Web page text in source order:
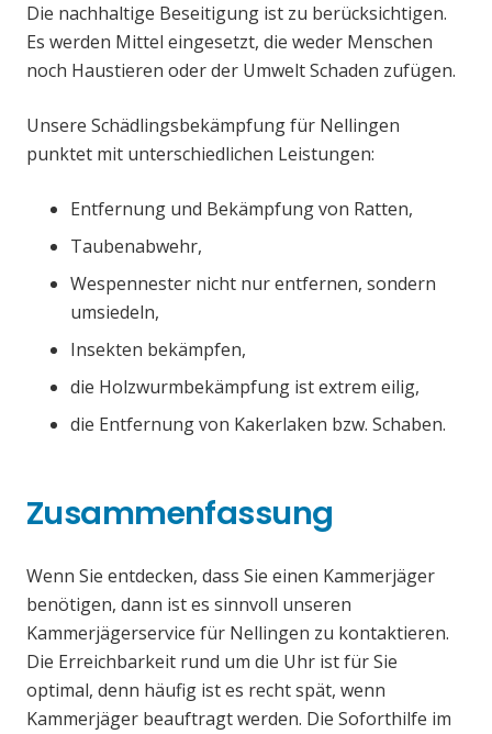
Die nachhaltige Beseitigung ist zu berücksichtigen.
Es werden Mittel eingesetzt, die weder Menschen
noch Haustieren oder der Umwelt Schaden zufügen.
Unsere Schädlingsbekämpfung für Nellingen
punktet mit unterschiedlichen Leistungen:
Entfernung und Bekämpfung von Ratten,
Taubenabwehr,
Wespennester nicht nur entfernen, sondern
umsiedeln,
Insekten bekämpfen,
die Holzwurmbekämpfung ist extrem eilig,
die Entfernung von Kakerlaken bzw. Schaben.
Zusammenfassung
Wenn Sie entdecken, dass Sie einen Kammerjäger
benötigen, dann ist es sinnvoll unseren
Kammerjägerservice für Nellingen zu kontaktieren.
Die Erreichbarkeit rund um die Uhr ist für Sie
optimal, denn häufig ist es recht spät, wenn
Kammerjäger beauftragt werden. Die Soforthilfe im